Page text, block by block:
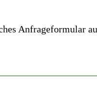
Anfrageformular